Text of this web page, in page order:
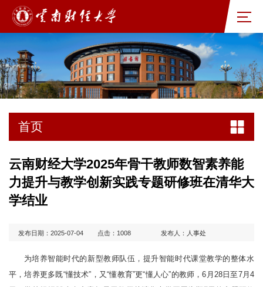
首页
云南财经大学2025年骨干教师数智素养能
力提升与教学创新实践专题研修班在清华大
学结业
发布日期：2025-07-04 点击： 1008 发布人：人事处
为培养智能时代的新型教师队伍，提升智能时代课堂教学的整体水
平，培养更多既“懂技术”，又“懂教育”更“懂人心”的教师，6月28日至7月4